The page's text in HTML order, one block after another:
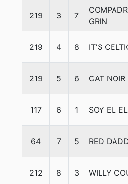
219 3 7
GRIN
219 4 8 IT'S
219 5 6 CAT NOIR
117 6 1 SOY EL
64 7 5 RED
212 8 3 WILLY